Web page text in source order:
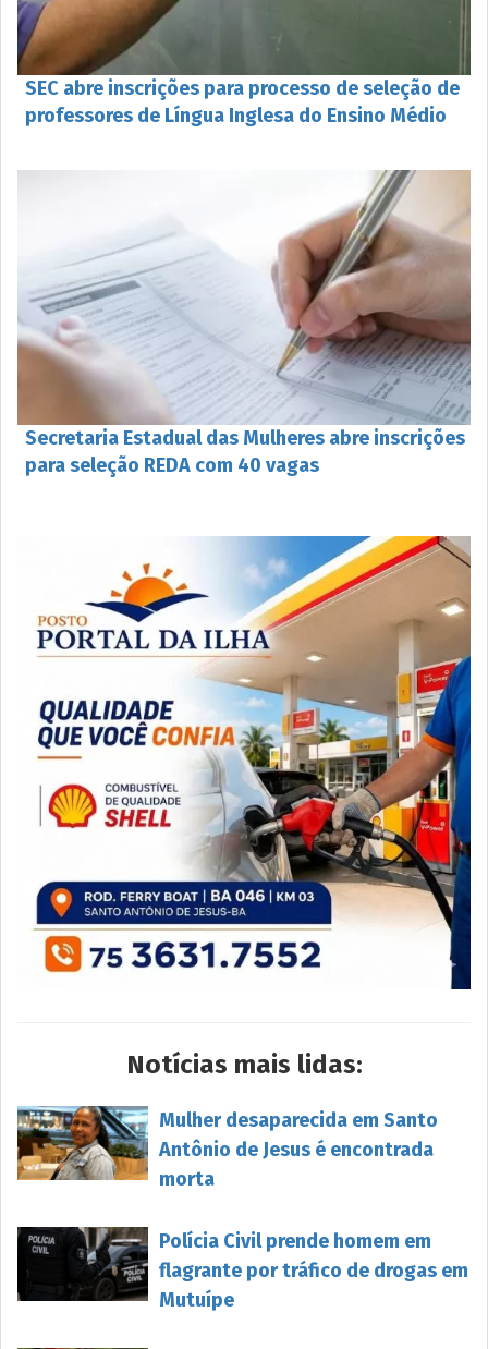
SEC abre inscrições para processo de seleção de
professores de Língua Inglesa do Ensino Médio
Secretaria Estadual das Mulheres abre inscrições
para seleção REDA com 40 vagas
Notícias mais lidas:
Mulher desaparecida em Santo
Antônio de Jesus é encontrada
morta
Polícia Civil prende homem em
flagrante por tráfico de drogas em
Mutuípe